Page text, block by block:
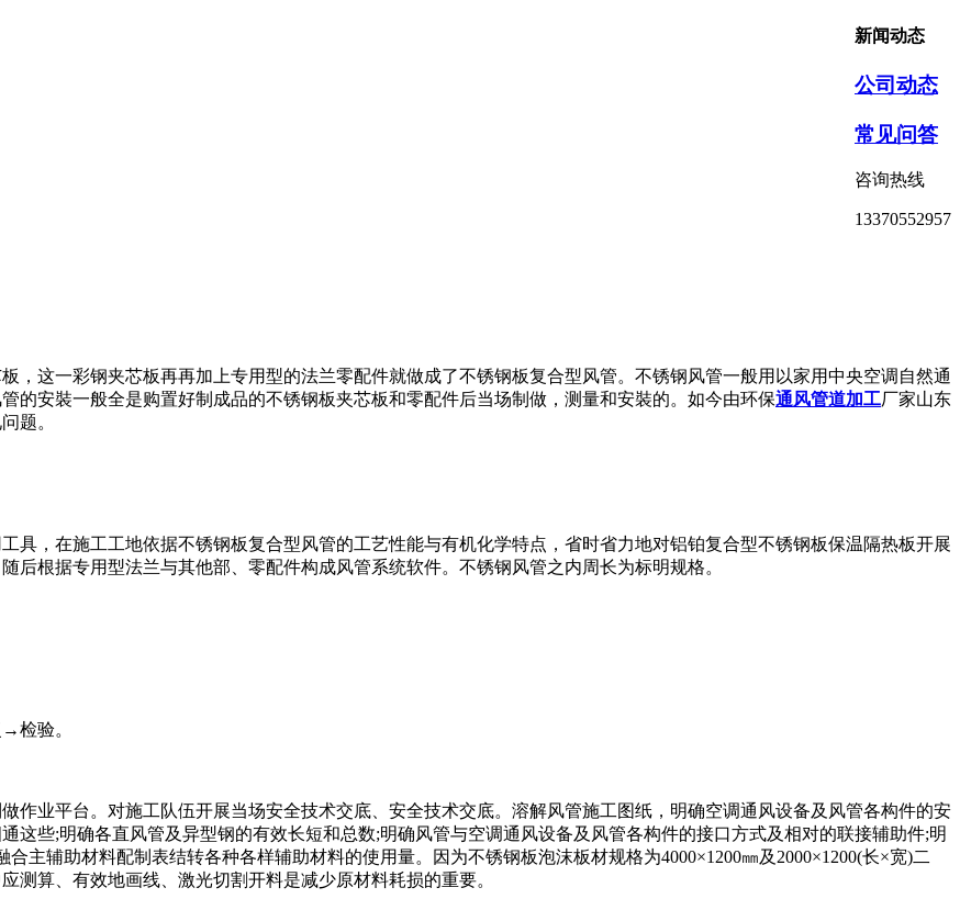
新闻动态
公司动态
常见问答
咨询热线
13370552957
，这一彩钢夹芯板再再加上专用型的法兰零配件就做成了不锈钢板复合型风管。不锈钢风管一般用以家用中央空调自然通
的安裝一般全是购置好制成品的不锈钢板夹芯板和零配件后当场制做，测量和安裝的。如今由环保通风管道加工厂家山东
题。
具，在施工工地依据不锈钢板复合型风管的工艺性能与有机化学特点，省时省力地对铝铂复合型不锈钢板保温隔热板开展
后根据专用型法兰与其他部、零配件构成风管系统软件。不锈钢风管之内周长为标明规格。
检验。
作业平台。对施工队伍开展当场安全技术交底、安全技术交底。溶解风管施工图纸，明确空调通风设备及风管各构件的安
这些;明确各直风管及异型钢的有效长短和总数;明确风管与空调通风设备及风管各构件的接口方式及相对的联接辅助件;明
主辅助材料配制表结转各种各样辅助材料的使用量。因为不锈钢板泡沫板材规格为4000×1200㎜及2000×1200(长×宽)二
测算、有效地画线、激光切割开料是减少原材料耗损的重要。